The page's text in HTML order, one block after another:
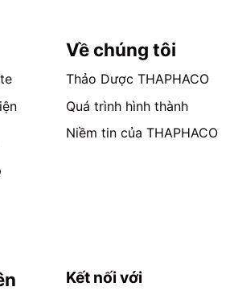
trang
sản
phẩm
Về chúng tôi
Thảo Dược THAPHACO
Quá trình hình thành
Niềm tin của THAPHACO
Kết nối với